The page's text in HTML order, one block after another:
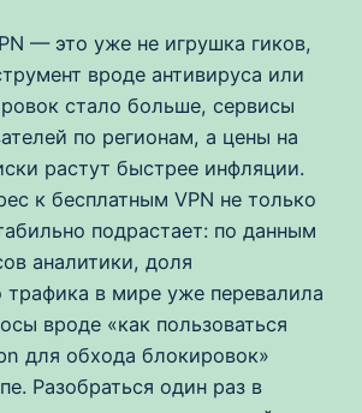
— это уже не игрушка гиков,
вроде антивируса или
стало больше, сервисы
по регионам, а цены на
растут быстрее инфляции.
к бесплатным VPN не только
подрастает: по данным
аналитики, доля
трафика в мире уже перевалила
вроде «как пользоваться
для обхода блокировок»
Разобраться один раз в